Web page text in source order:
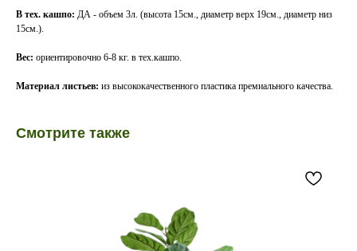
В тех. кашпо: ДА - объем 3л. (высота 15см., диаметр верх 19см., диаметр низ
15см.).
Вес: ориентировочно 6-8 кг. в тех.кашпо.
Материал листьев: из высококачественного пластика премиального качества.
Смотрите также